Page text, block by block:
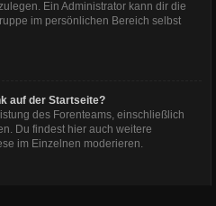
Ein Administrator kann dir die
im persönlichen Bereich selbst
auf der Startseite?
des Forenteams, einschließlich
Du findest hier auch weitere
im Einzelnen moderieren.